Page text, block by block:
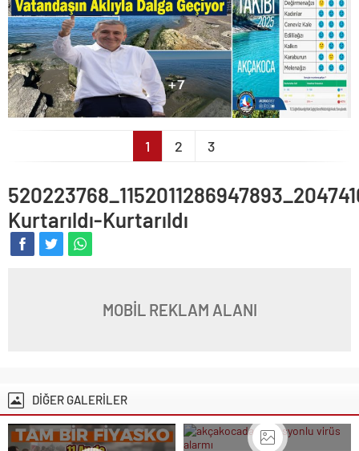
1 2 3
Kurtarıldı-Kurtarıldı
MOBİL REKLAM ALANI
DİĞER GALERİLER